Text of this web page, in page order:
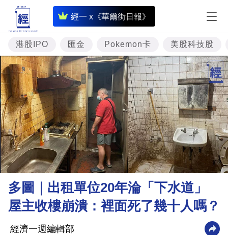
經一 x《華爾街日報》
即
時
財
經
專
題
投
資
樓
市
理
財
商
業
港股IPO 匯金 Pokemon卡 美股科技股
多圖｜出租單位20年淪「下水道」
屋主收樓崩潰：裡面死了幾十人嗎？
經濟一週編輯部